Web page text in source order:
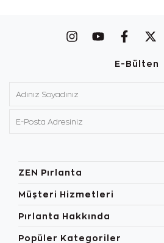
E-Bülten
ZEN Pırlanta
Müşteri Hizmetleri
Pırlanta Hakkında
Popüler Kategoriler